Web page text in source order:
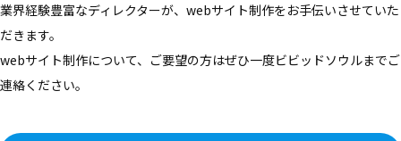
業界経験豊富なディレクターが、webサイト制作をお手伝いさせていた
だきます。
webサイト制作について、ご要望の方はぜひ一度ビビッドソウルまでご
連絡ください。